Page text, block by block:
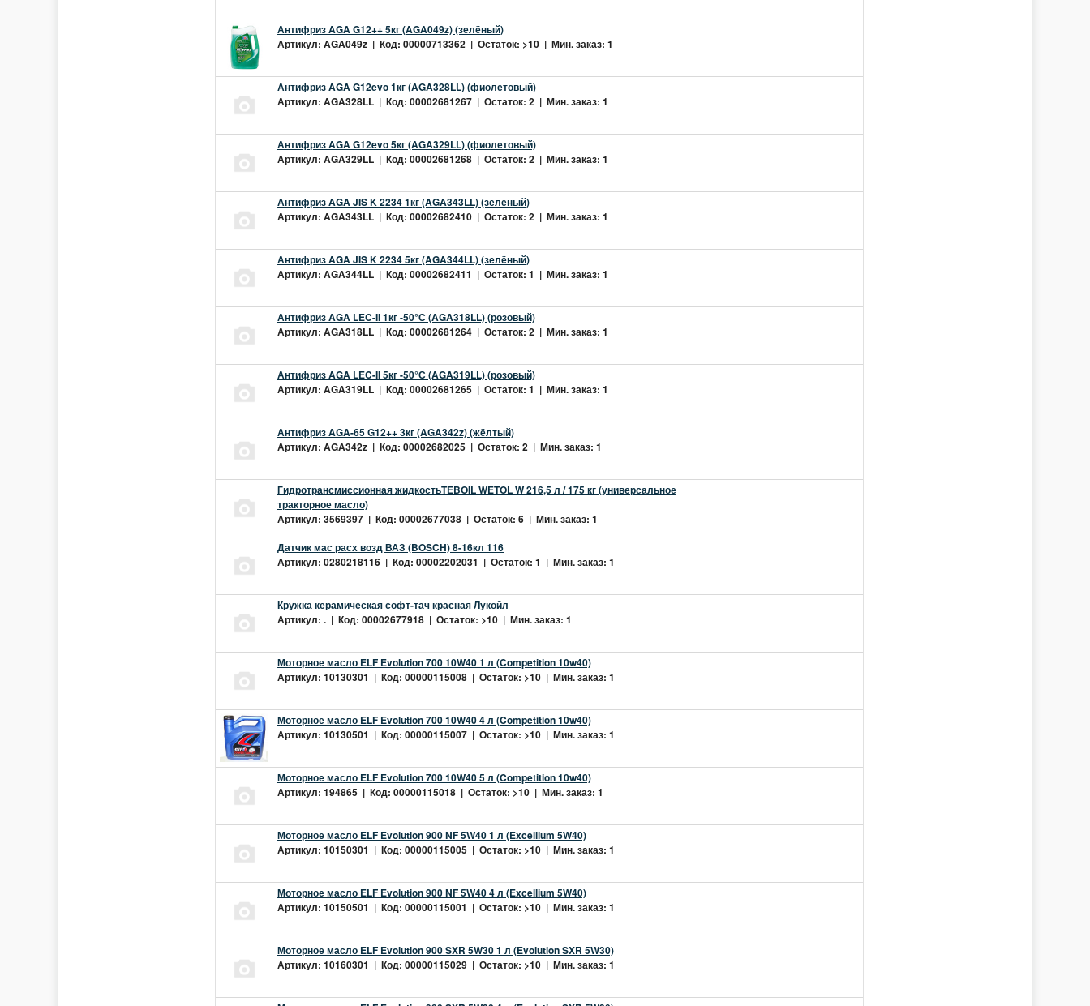
Антифриз AGA G12++ 5кг (AGA049z) (зелёный)
Артикул: AGA049z | Код: 00000713362 | Остаток: >10 | Мин. заказ: 1
Антифриз AGA G12evo 1кг (AGA328LL) (фиолетовый)
Артикул: AGA328LL | Код: 00002681267 | Остаток: 2 | Мин. заказ: 1
Антифриз AGA G12evo 5кг (AGA329LL) (фиолетовый)
Артикул: AGA329LL | Код: 00002681268 | Остаток: 2 | Мин. заказ: 1
Антифриз AGA JIS K 2234 1кг (AGA343LL) (зелёный)
Артикул: AGA343LL | Код: 00002682410 | Остаток: 2 | Мин. заказ: 1
Антифриз AGA JIS K 2234 5кг (AGA344LL) (зелёный)
Артикул: AGA344LL | Код: 00002682411 | Остаток: 1 | Мин. заказ: 1
Антифриз AGA LEC-II 1кг -50°С (AGA318LL) (розовый)
Артикул: AGA318LL | Код: 00002681264 | Остаток: 2 | Мин. заказ: 1
Антифриз AGA LEC-II 5кг -50°С (AGA319LL) (розовый)
Артикул: AGA319LL | Код: 00002681265 | Остаток: 1 | Мин. заказ: 1
Антифриз AGA-65 G12++ 3кг (AGA342z) (жёлтый)
Артикул: AGA342z | Код: 00002682025 | Остаток: 2 | Мин. заказ: 1
Гидротрансмиссионная жидкостьTEBOIL WETOL W 216,5 л / 175 кг (универсальное
тракторное масло)
Артикул: 3569397 | Код: 00002677038 | Остаток: 6 | Мин. заказ: 1
Датчик мас расх возд ВАЗ (BOSCH) 8-16кл 116
Артикул: 0280218116 | Код: 00002202031 | Остаток: 1 | Мин. заказ: 1
Кружка керамическая софт-тач красная Лукойл
Артикул: . | Код: 00002677918 | Остаток: >10 | Мин. заказ: 1
Моторное масло ELF Evolution 700 10W40 1 л (Competition 10w40)
Артикул: 10130301 | Код: 00000115008 | Остаток: >10 | Мин. заказ: 1
Моторное масло ELF Evolution 700 10W40 4 л (Competition 10w40)
Артикул: 10130501 | Код: 00000115007 | Остаток: >10 | Мин. заказ: 1
Моторное масло ELF Evolution 700 10W40 5 л (Competition 10w40)
Артикул: 194865 | Код: 00000115018 | Остаток: >10 | Мин. заказ: 1
Моторное масло ELF Evolution 900 NF 5W40 1 л (Excellium 5W40)
Артикул: 10150301 | Код: 00000115005 | Остаток: >10 | Мин. заказ: 1
Моторное масло ELF Evolution 900 NF 5W40 4 л (Excellium 5W40)
Артикул: 10150501 | Код: 00000115001 | Остаток: >10 | Мин. заказ: 1
Моторное масло ELF Evolution 900 SXR 5W30 1 л (Evolution SXR 5W30)
Артикул: 10160301 | Код: 00000115029 | Остаток: >10 | Мин. заказ: 1